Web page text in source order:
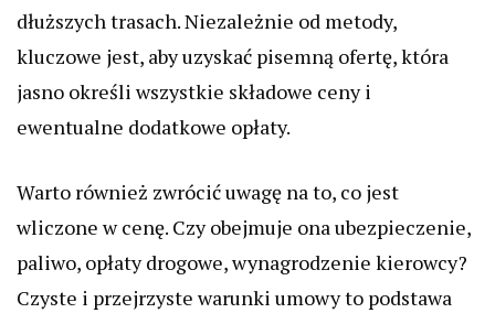
dłuższych trasach. Niezależnie od metody,
kluczowe jest, aby uzyskać pisemną ofertę, która
jasno określi wszystkie składowe ceny i
ewentualne dodatkowe opłaty.
Warto również zwrócić uwagę na to, co jest
wliczone w cenę. Czy obejmuje ona ubezpieczenie,
paliwo, opłaty drogowe, wynagrodzenie kierowcy?
Czyste i przejrzyste warunki umowy to podstawa